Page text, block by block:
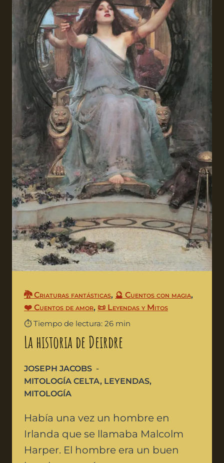
🐉 Criaturas fantásticas, 🔮 Cuentos con magia,
❤️ Cuentos de amor, 📜 Leyendas y Mitos
⏱️ Tiempo de lectura: 26 min
La historia de Deirdre
JOSEPH JACOBS
MITOLOGÍA CELTA, LEYENDAS,
MITOLOGÍA
Había una vez un hombre en
Irlanda que se llamaba Malcolm
Harper. El hombre era un buen